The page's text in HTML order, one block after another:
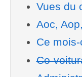
Vues du
Aoc,
Ce
Co-